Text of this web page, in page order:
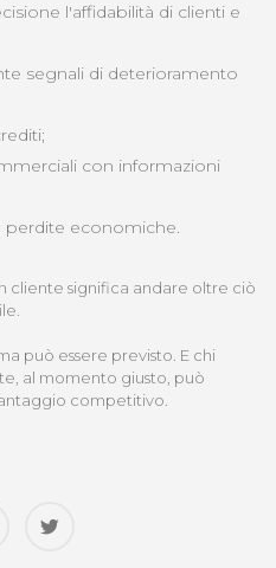
l'affidabilità di clienti e
segnali di deterioramento
con informazioni
perdite economiche.
cliente significa andare oltre ciò
può essere previsto. E chi
al momento giusto, può
competitivo.